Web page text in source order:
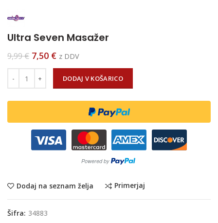
Ultra Seven Masažer
9,99€ 7,50 € z DDV
DODAJ V KOŠARICO
Dodaj na seznam želja Primerjaj
Šifra: 34883